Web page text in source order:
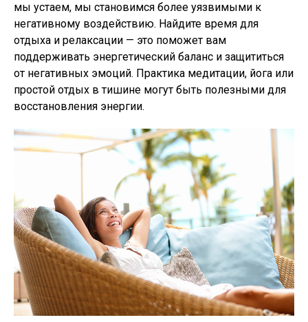
мы устаем, мы становимся более уязвимыми к
негативному воздействию. Найдите время для
отдыха и релаксации — это поможет вам
поддерживать энергетический баланс и защититься
от негативных эмоций. Практика медитации, йога или
простой отдых в тишине могут быть полезными для
восстановления энергии.